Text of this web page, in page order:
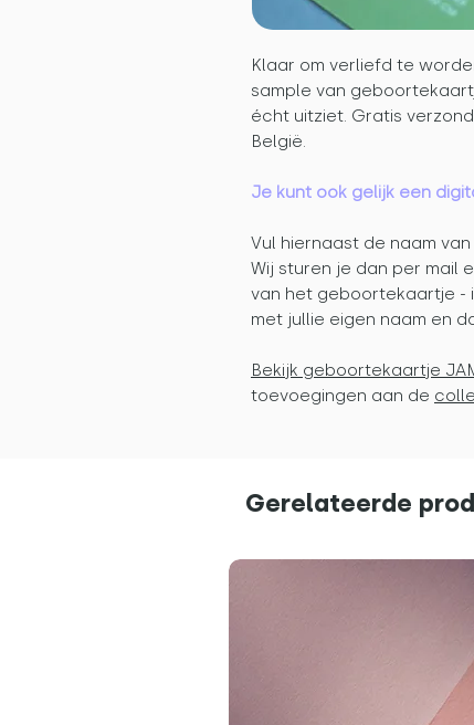
Klaar om verliefd te
sample van
écht uitziet. Gratis
België.
Je kunt ook gelijk een
Vul hiernaast de naam
Wij sturen je dan per mail
van het geboortekaartje -
met jullie eigen naam en
Bekijk geboortekaartje
toevoegingen aan de
Gerelateerde